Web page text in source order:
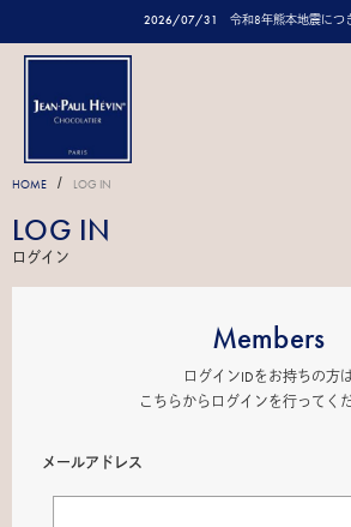
2026/07/31 令和8年熊本地震につ
HOME / LOG IN
LOG IN
ログイン
Members
ログインIDをお持ちの方
こちらからログインを行ってくだ
メールアドレス